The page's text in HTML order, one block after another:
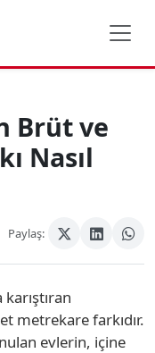
Brüt ve
Nasıl
Paylaş:
metrekare farkıdır.
evlerin, içine